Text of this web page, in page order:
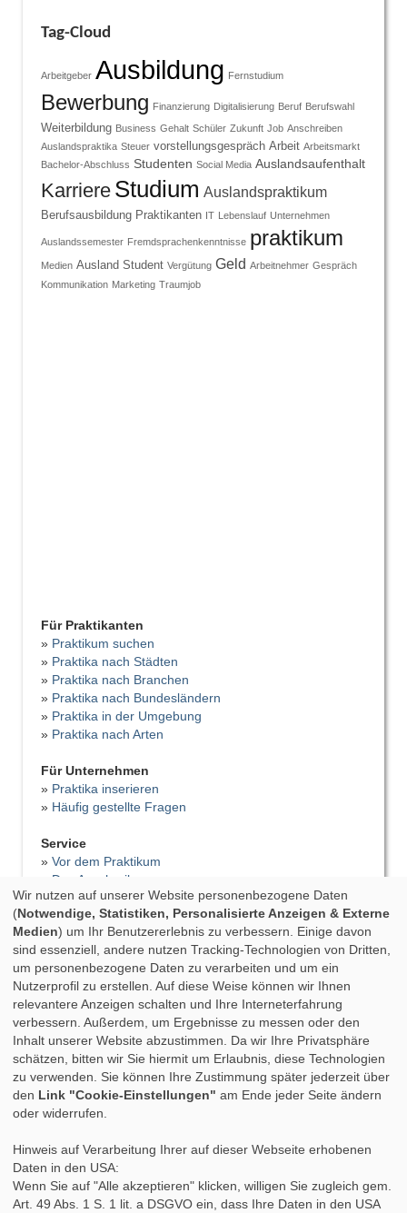
Tag-Cloud
Arbeitgeber Ausbildung Fernstudium
Bewerbung Finanzierung Digitalisierung Beruf Berufswahl
Weiterbildung Business Gehalt Schüler Zukunft Job Anschreiben
Auslandspraktika Steuer vorstellungsgespräch Arbeit Arbeitsmarkt
Bachelor-Abschluss Studenten Social Media Auslandsaufenthalt
Karriere Studium Auslandspraktikum
Berufsausbildung Praktikanten IT Lebenslauf Unternehmen
Auslandssemester Fremdsprachenkenntnisse praktikum
Medien Ausland Student Vergütung Geld Arbeitnehmer Gespräch
Kommunikation Marketing Traumjob
Für Praktikanten
» Praktikum suchen
» Praktika nach Städten
» Praktika nach Branchen
» Praktika nach Bundesländern
» Praktika in der Umgebung
» Praktika nach Arten
Für Unternehmen
» Praktika inserieren
» Häufig gestellte Fragen
Service
» Vor dem Praktikum
Das Anschreiben
»Der Lebenslauf
»Vorstellungsgespräch
»Bewerbungsfehler
»Tipps für das Praktikum
»Praktikumsbericht
»Praktikumszeugnis
»Nach dem Praktikum
»Studium & Praktikum
»Fortbildung
»Auslandspraktikum
»Berufsbegleitendes Studium
Wir nutzen auf unserer Website personenbezogene Daten
(Notwendige, Statistiken, Personalisierte Anzeigen & Externe
Medien) um Ihr Benutzererlebnis zu verbessern. Einige davon
sind essenziell, andere nutzen Tracking-Technologien von Dritten,
um personenbezogene Daten zu verarbeiten und um ein
Nutzerprofil zu erstellen. Auf diese Weise können wir Ihnen
relevantere Anzeigen schalten und Ihre Interneterfahrung
verbessern. Außerdem, um Ergebnisse zu messen oder den
Inhalt unserer Website abzustimmen. Da wir Ihre Privatsphäre
schätzen, bitten wir Sie hiermit um Erlaubnis, diese Technologien
zu verwenden. Sie können Ihre Zustimmung später jederzeit über
den Link "Cookie-Einstellungen" am Ende jeder Seite ändern
oder widerrufen.
Hinweis auf Verarbeitung Ihrer auf dieser Webseite erhobenen
Daten in den USA:
Wenn Sie auf "Alle akzeptieren" klicken, willigen Sie zugleich gem.
Art. 49 Abs. 1 S. 1 lit. a DSGVO ein, dass Ihre Daten in den USA